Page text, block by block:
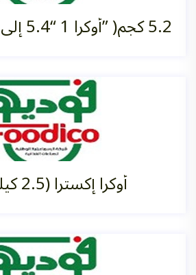
(4 × أوكرا 1 “5.4 إلى 5.5 سم” )5.2 كجم
أوكرا إكسترا (2.5 كيلو ×‏ 4)